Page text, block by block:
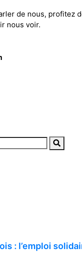
de nous, profitez
nous voir.
: l’emploi